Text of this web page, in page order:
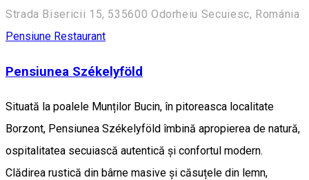
Strada Bisericii 15, 535600 Odorheiu Secuiesc, Románia
Pensiune Restaurant
Pensiunea Székelyföld
Situată la poalele Munților Bucin, în pitoreasca localitate
Borzont, Pensiunea Székelyföld îmbină apropierea de natură,
ospitalitatea secuiască autentică și confortul modern.
Clădirea rustică din bârne masive și căsuțele din lemn,